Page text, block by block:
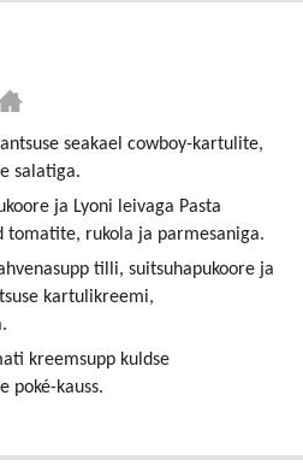
seakael cowboy-kartulite,
salatiga.
ja Lyoni leivaga Pasta
tomatite, rukola ja parmesaniga.
tilli, suitsuhapukoore ja
kartulikreemi,
kreemsupp kuldse
poké-kauss.